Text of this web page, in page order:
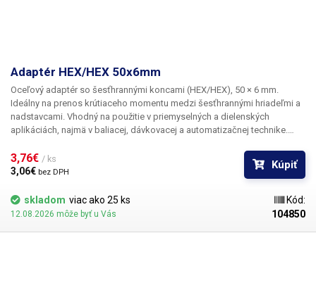
Adaptér HEX/HEX 50x6mm
Oceľový adaptér so šesťhrannými koncami (HEX/HEX), 50 × 6 mm.
Ideálny na prenos krútiaceho momentu medzi šesťhrannými hriadeľmi a
nadstavcami. Vhodný na použitie v priemyselných a dielenských
aplikáciách, najmä v baliacej, dávkovacej a automatizačnej technike.
dištančný prvok medzi uťahovačom a adaptérom.
Vnútorný/vonkajší
profil: šesťhran 6 mm (HEX 6 mm) na oboch stranách
Balenie:adaptér
3,76€ / ks
3,06€ bez DPH
Kúpiť
skladom viac ako 25 ks
12.08.2026 môže byť u Vás
Kód:
104850